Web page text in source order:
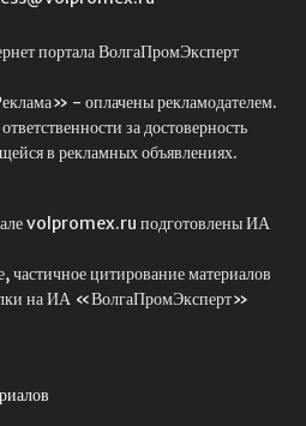
портала ВолгаПромЭксперт
- оплачены рекламодателем.
за достоверность
в рекламных объявлениях.
volpromex.ru подготовлены ИА
частичное цитирование материалов
на ИА «ВолгаПромЭксперт»